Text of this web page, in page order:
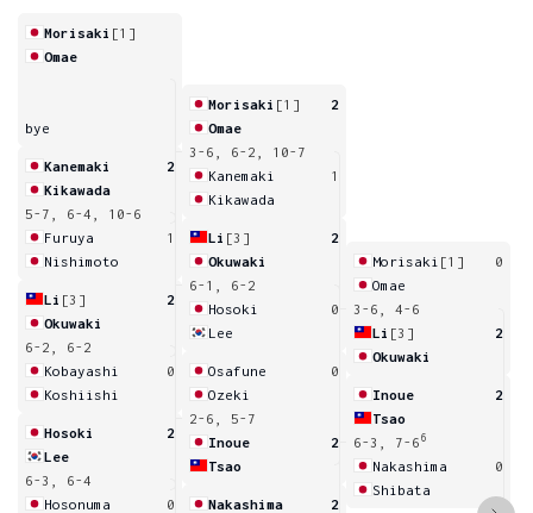
Morisaki [1]
Omae
bye
Kanemaki
2
Kikawada
5-7, 6-4, 10-6
Furuya
1
Nishimoto
Li [3]
2
Okuwaki
6-2, 6-2
Kobayashi
0
Koshiishi
Hosoki
2
Lee
6-3, 6-4
Hosonuma
0
Morisaki [1]
2
Omae
3-6, 6-2, 10-7
Kanemaki
1
Kikawada
Li [3]
2
Okuwaki
6-1, 6-2
Hosoki
0
Lee
Osafune
0
Ozeki
2-6, 5-7
Inoue
2
Tsao
Nakashima
2
Morisaki [1]
0
Omae
3-6, 4-6
Li [3]
2
Okuwaki
Inoue
2
Tsao
6-3, 7-6 6
Nakashima
0
Shibata